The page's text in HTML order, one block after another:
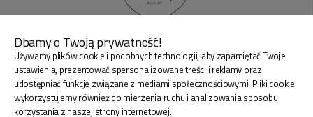
obdarowywania był wyjątkowy i niezapomniany!
BLINK SHOP Joanna Pradellok, Dominów ul. Brylantowa
18 20-388 Lublin Polska
Dbamy o Twoją prywatność!
Używamy plików cookie i podobnych technologii, aby zapamiętać Twoje
ustawienia, prezentować spersonalizowane treści i reklamy oraz
udostępniać funkcje związane z mediami społecznościowymi. Pliki cookie
wykorzystujemy również do mierzenia ruchu i analizowania sposobu
korzystania z naszej strony internetowej.